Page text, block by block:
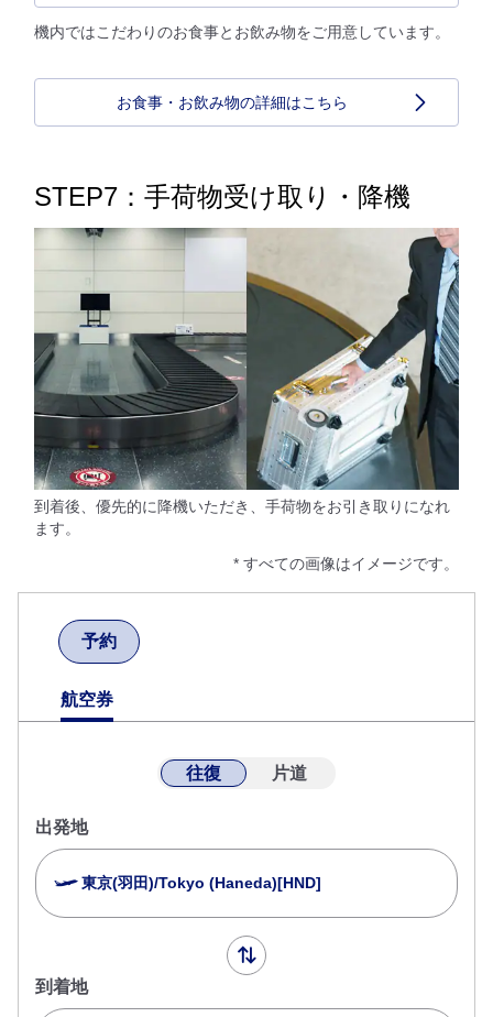
機内ではこだわりのお食事とお飲み物をご用意しています。
お食事・お飲み物の詳細はこちら
STEP7：手荷物受け取り・降機
到着後、優先的に降機いただき、手荷物をお引き取りになれ
ます。
* すべての画像はイメージです。
予約
航空券
往復 片道
出発地
東京(羽田)/Tokyo (Haneda)[HND]
到着地